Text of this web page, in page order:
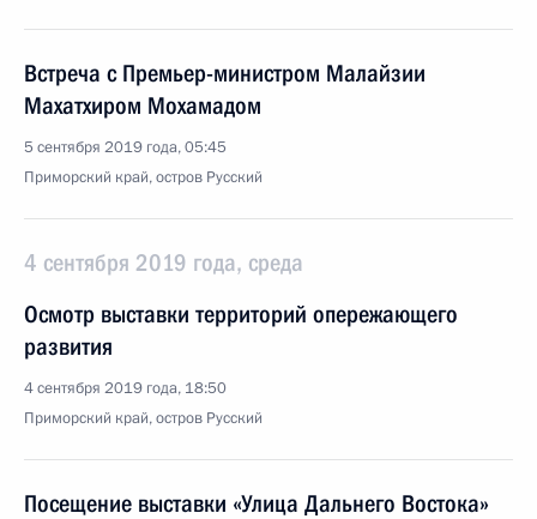
Встреча с Премьер-министром Малайзии
Махатхиром Мохамадом
5 сентября 2019 года, 05:45
Приморский край, остров Русский
4 сентября 2019 года, среда
Осмотр выставки территорий опережающего
развития
4 сентября 2019 года, 18:50
Приморский край, остров Русский
Посещение выставки «Улица Дальнего Востока»